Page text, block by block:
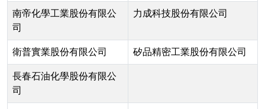
南帝化學工業股份有限公
司
力成科技股份有限公司
衛普實業股份有限公司 矽品精密工業股份有限公司
長春石油化學股份有限公
司